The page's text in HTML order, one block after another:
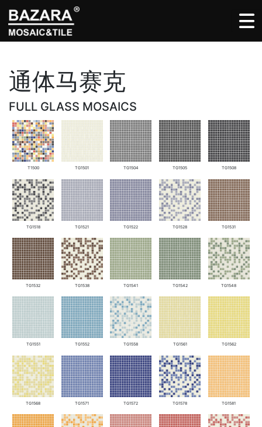
通体马赛克
FULL GLASS MOSAICS
T1500 TG1501 TG1504 TG1505 TG1508
TG1518 TG1521 TG1522 TG1528 TG1531
TG1532 TG1538 TG1541 TG1542 TG1548
TG1551 TG1552 TG1558 TG1561 TG1562
TG1568 TG1571 TG1572 TG1578 TG1581